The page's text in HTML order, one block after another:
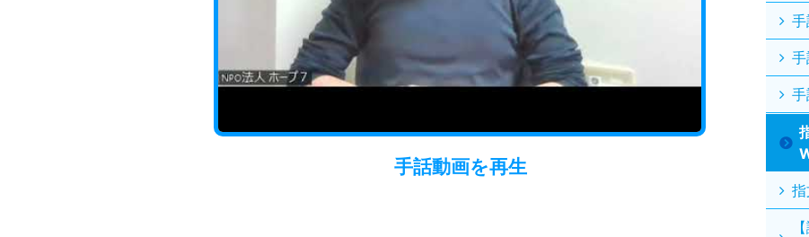
手話動画を再生
手
指